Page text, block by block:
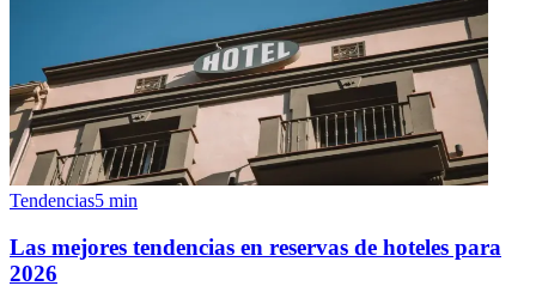
Tendencias5 min
Las mejores tendencias en reservas de hoteles para
2026